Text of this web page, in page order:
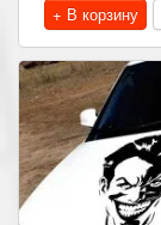
+ В корзину